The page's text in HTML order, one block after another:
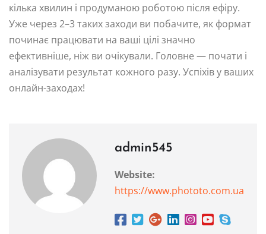
кілька хвилин і продуманою роботою після ефіру.
Уже через 2–3 таких заходи ви побачите, як формат
починає працювати на ваші цілі значно
ефективніше, ніж ви очікували. Головне — почати і
аналізувати результат кожного разу. Успіхів у ваших
онлайн-заходах!
admin545
Website:
https://www.phototo.com.ua